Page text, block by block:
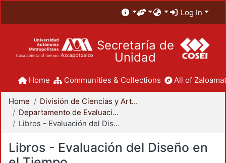
Log In
Secretaría de
Unidad
Home Communities & Collections All of
Home
División de Ciencias y Artes para el Diseño
Departamento de Evaluación del Diseño en el Tiempo
Libros - Evaluación del Diseño en el Tiempo
Libros - Evaluación del Diseño en